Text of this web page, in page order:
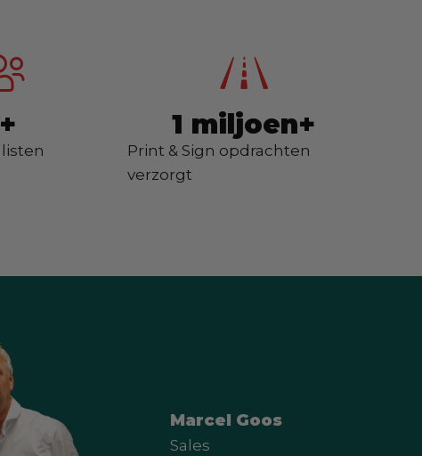
1 miljoen+
Print & Sign opdrachten
verzorgt
Marcel Goos
Sales